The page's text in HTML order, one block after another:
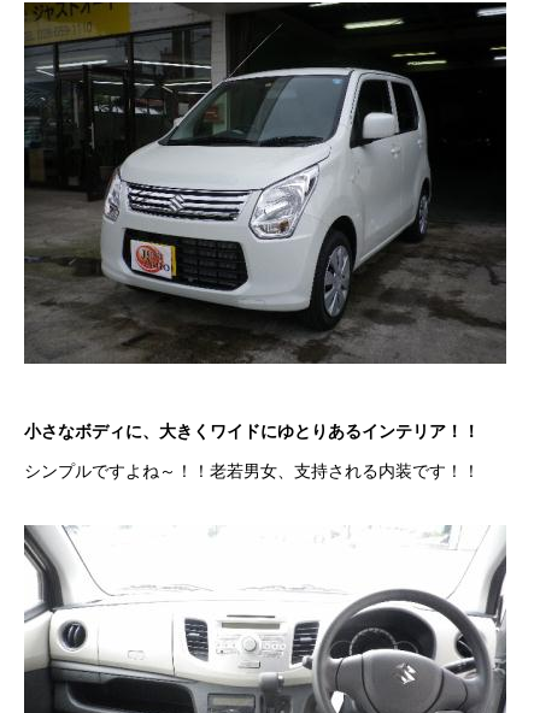
おすすめ
ボディコーティング・艶出し・磨き
部品の取り付け
オイル交換
独自の買取査定
ジャストオートのカーリース
よくある質問
オートローン
ジャストリース プラン例
保険ご相談
会社案内
小さなボディに、大きくワイドにゆとりあるインテリア！！
シンプルですよね～！！老若男女、支持される内装です！！